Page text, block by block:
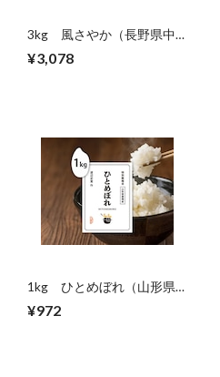
3kg 風さやか（長野県中
¥3,078
1kg ひとめぼれ（山形県
¥972